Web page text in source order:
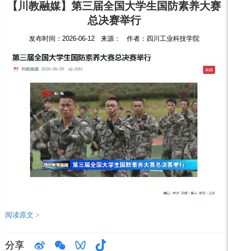
【川教融媒】第三届全国大学生国防素养大赛
总决赛举行
发布时间：2026-06-12 来源： 作者：四川工业科技学院
阅读原文 >
分享